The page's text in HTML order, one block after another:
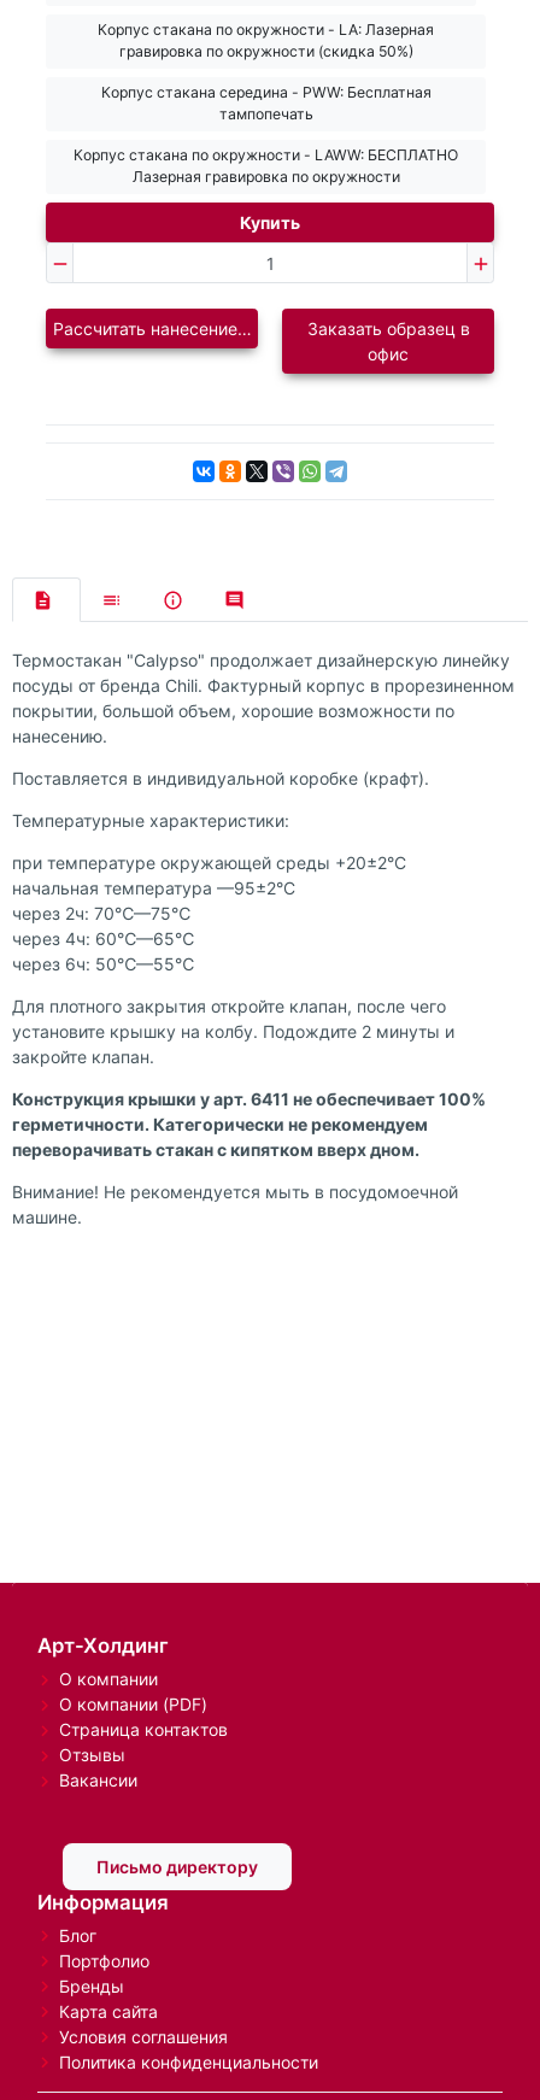
Корпус стакана по окружности - LA: Лазерная
гравировка по окружности (скидка 50%)
Корпус стакана середина - PWW: Бесплатная
тампопечать
Корпус стакана по окружности - LAWW: БЕСПЛАТНО
Лазерная гравировка по окружности
Купить
Рассчитать нанесение логотипаЗаказать образец в
офис
Термостакан "Calypso" продолжает дизайнерскую линейку
посуды от бренда Chili. Фактурный корпус в прорезиненном
покрытии, большой объем, хорошие возможности по
нанесению.
Поставляется в индивидуальной коробке (крафт).
Температурные характеристики:
при температуре окружающей среды +20±2°С
начальная температура —95±2°С
через 2ч: 70℃—75℃
через 4ч: 60℃—65℃
через 6ч: 50℃—55℃
Для плотного закрытия откройте клапан, после чего
установите крышку на колбу. Подождите 2 минуты и
закройте клапан.
Конструкция крышки у арт. 6411 не обеспечивает 100%
герметичности. Категорически не рекомендуем
переворачивать стакан с кипятком вверх дном.
Внимание! Не рекомендуется мыть в посудомоечной
машине.
Арт-Холдинг
О компании
О компании (PDF)
Страница контактов
Отзывы
Вакансии
Письмо директору
Информация
Блог
Портфолио
Бренды
Карта сайта
Условия соглашения
Политика конфиденциальности